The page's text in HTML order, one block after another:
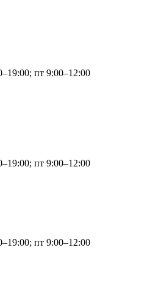
пт 9:00–12:00
пт 9:00–12:00
пт 9:00–12:00